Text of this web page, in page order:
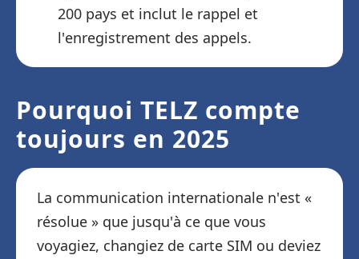
200 pays et inclut le rappel et
l'enregistrement des appels.
Pourquoi TELZ compte
toujours en 2025
La communication internationale n'est «
résolue » que jusqu'à ce que vous
voyagiez, changiez de carte SIM ou deviez